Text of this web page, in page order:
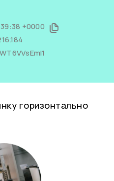
+0000
горизонтально